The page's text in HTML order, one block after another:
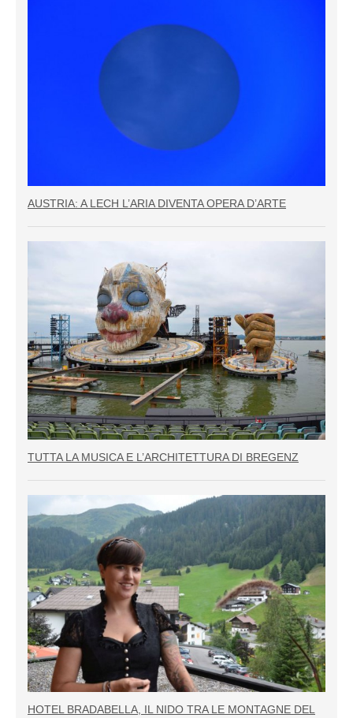
AUSTRIA: A LECH L’ARIA DIVENTA OPERA D’ARTE
TUTTA LA MUSICA E L’ARCHITETTURA DI BREGENZ
HOTEL BRADABELLA, IL NIDO TRA LE MONTAGNE DEL